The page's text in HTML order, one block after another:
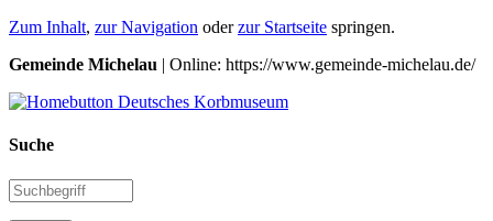
Zum Inhalt, zur Navigation oderzur Startseite springen.
Gemeinde Michelau | Online: https://www.gemeinde-michelau.de/
Suche